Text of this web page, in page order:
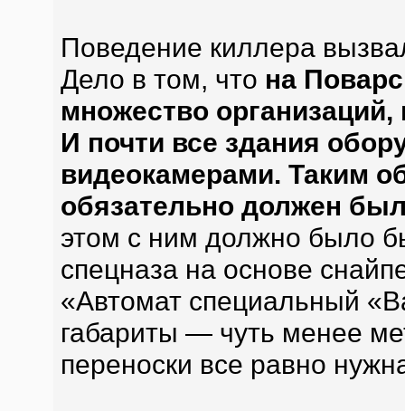
Поведение киллера
Дело в том, что на
множество
И почти все здания
видеокамерами. Таким
обязательно должен
этом с ним должно было
спецназа на основе
«Автомат специальный
габариты — чуть менее
переноски все равно